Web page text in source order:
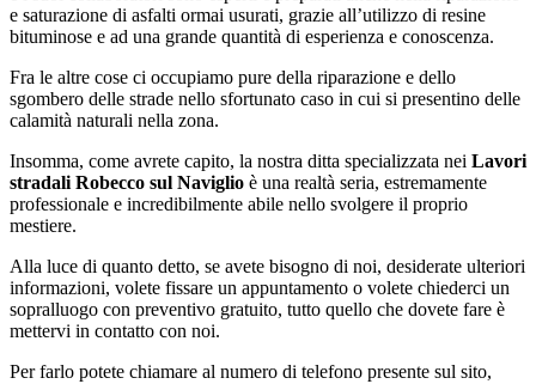
e saturazione di asfalti ormai usurati, grazie all’utilizzo di resine
bituminose e ad una grande quantità di esperienza e conoscenza.
Fra le altre cose ci occupiamo pure della riparazione e dello
sgombero delle strade nello sfortunato caso in cui si presentino delle
calamità naturali nella zona.
Insomma, come avrete capito, la nostra ditta specializzata nei Lavori
stradali Robecco sul Naviglio è una realtà seria, estremamente
professionale e incredibilmente abile nello svolgere il proprio
mestiere.
Alla luce di quanto detto, se avete bisogno di noi, desiderate ulteriori
informazioni, volete fissare un appuntamento o volete chiederci un
sopralluogo con preventivo gratuito, tutto quello che dovete fare è
mettervi in contatto con noi.
Per farlo potete chiamare al numero di telefono presente sul sito,